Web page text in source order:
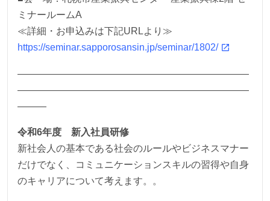
ミナールームA
≪詳細・お申込みは下記URLより≫
https://seminar.sapporosansin.jp/seminar/1802/
————————————————————————
————————————————————————
———
令和6年度 新入社員研修
新社会人の基本である社会のルールやビジネスマナー
だけでなく、コミュニケーションスキルの習得や自身
のキャリアについて考えます。。